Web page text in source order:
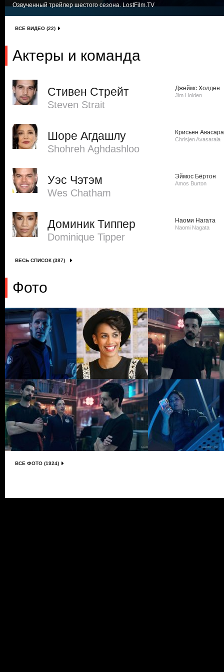
Озвученный трейлер шестого сезона. LostFilm.TV
ВСЕ ВИДЕО (22)
Актеры и команда
Стивен Стрейт
Steven Strait
Джеймс Холден
Jim Holden
Шоре Агдашлу
Shohreh Aghdashloo
Крисьен
Chrisjen Avasarala
Уэс Чэтэм
Wes Chatham
Эймос Бёртон
Amos Burton
Доминик Типпер
Dominique Tipper
Наоми Нагата
Naomi Nagata
ВЕСЬ СПИСОК (387)
Фото
ВСЕ ФОТО (1924)